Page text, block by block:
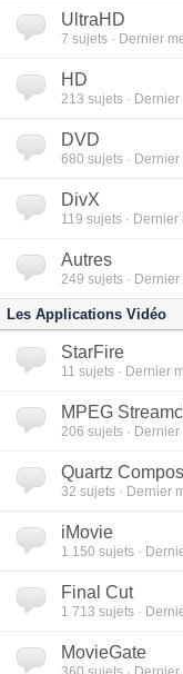
UltraHD
7 sujets · Dernier
HD
213 sujets ·
DVD
680 sujets ·
DivX
119 sujets ·
Autres
249 sujets ·
Les Applications Vidéo
StarFire
11 sujets · Dernier
MPEG
206 sujets ·
Quartz
32 sujets · Dernier
iMovie
1 150 sujets ·
Final Cut
1 713 sujets ·
MovieGate